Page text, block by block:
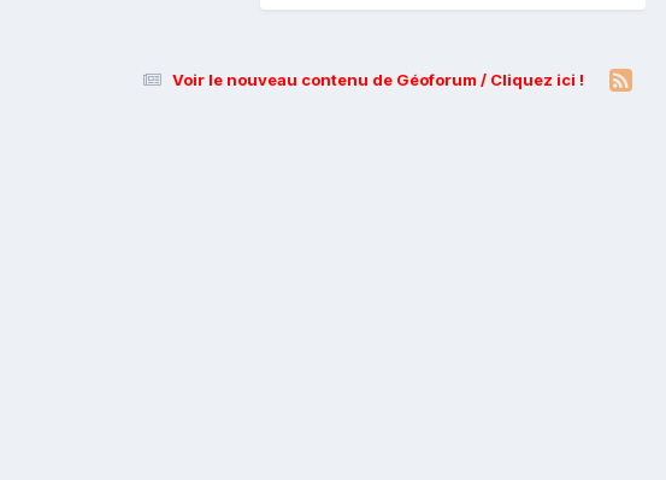
Voir le nouveau contenu de Géoforum / Cliquez ici !